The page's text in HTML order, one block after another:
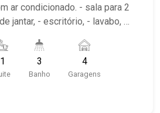
ar condicionado. - sala para 2
jantar, - escritório, - lavabo, -
- varanda gourmet -
1 3
Banho
4
Garagens